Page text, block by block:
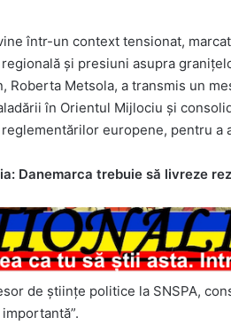
într-un context tensionat,
și presiuni asupra
Roberta Metsola, a transmis un
în Orientul Mijlociu și
europene, pentru a
Danemarca trebuie să livreze
de științe politice la SNSPA,